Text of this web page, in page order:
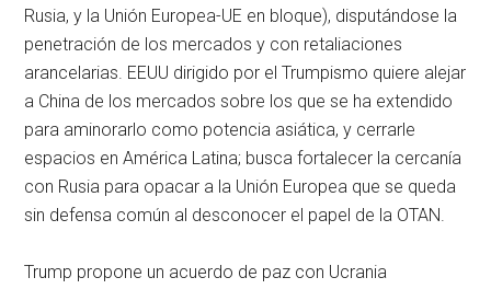
Rusia, y la Unión Europea-UE en bloque), disputándose la
penetración de los mercados y con retaliaciones
arancelarias. EEUU dirigido por el Trumpismo quiere alejar
a China de los mercados sobre los que se ha extendido
para aminorarlo como potencia asiática, y cerrarle
espacios en América Latina; busca fortalecer la cercanía
con Rusia para opacar a la Unión Europea que se queda
sin defensa común al desconocer el papel de la OTAN.
Trump propone un acuerdo de paz con Ucrania